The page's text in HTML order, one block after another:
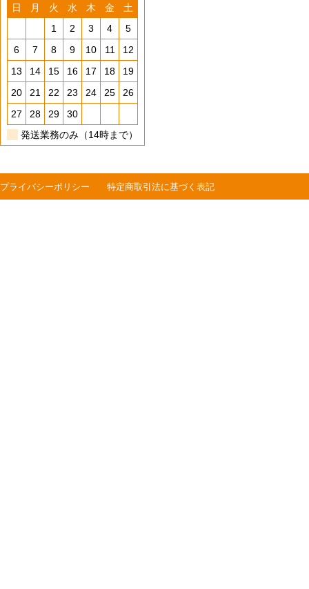
日
月 火 水 木 金
土
1
2 3 4
5
6
7 8 9 10 11
12
13
14 15 16 17 18
19
20
21 22 23 24 25
26
27
28 29
30
発送業務のみ（14時まで）
プライバシーポリシー 特定商取引法に基づく表記